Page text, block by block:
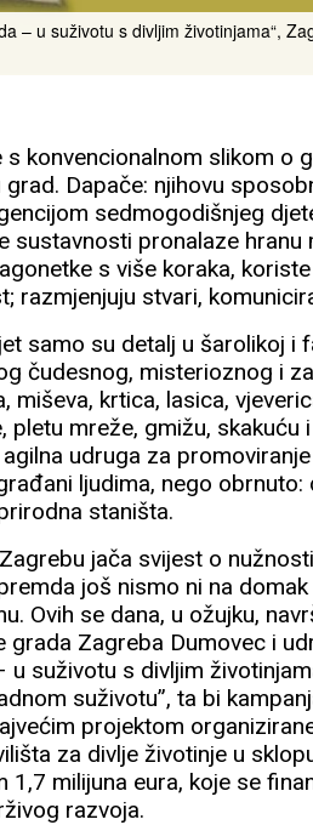
– u suživotu s divljim životinjama“,
s konvencionalnom slikom o
Dapače: njihovu
sedmogodišnjeg
sustavnosti pronalaze
s više koraka,
razmjenjuju stvari,
samo su detalj u šarolikoj i
čudesnog, misterioznog i
miševa, krtica, lasica,
pletu mreže, gmižu,
agilna udruga za
ljudima, nego
staništa.
jača svijest o
još nismo ni na
Ovih se dana, u ožujku,
grada Zagreba Dumovec i
u suživotu s divljim
suživotu”, ta bi
projektom
za divlje životinje u
1,7 milijuna eura, koje se
razvoja.